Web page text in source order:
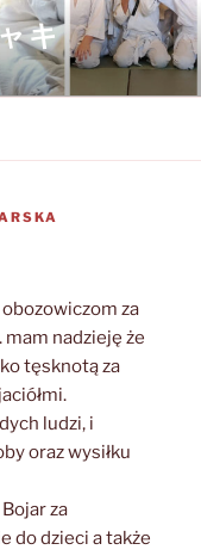
キ
za
mam nadzieję że
tęsknotą za
ludzi, i
oraz wysiłku
za
do dzieci a także